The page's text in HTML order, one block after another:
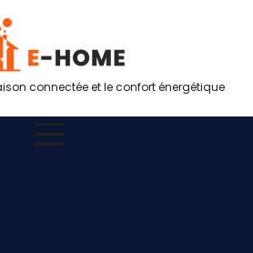
connectée et le confort énergétique